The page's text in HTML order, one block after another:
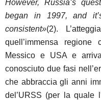
However, Russia’s
began in 1997, and
consistent»(2).
quell’immensa
Messico e USA e
conosciuto due fasi
che abbraccia gli anni
del’URSS (per la quale